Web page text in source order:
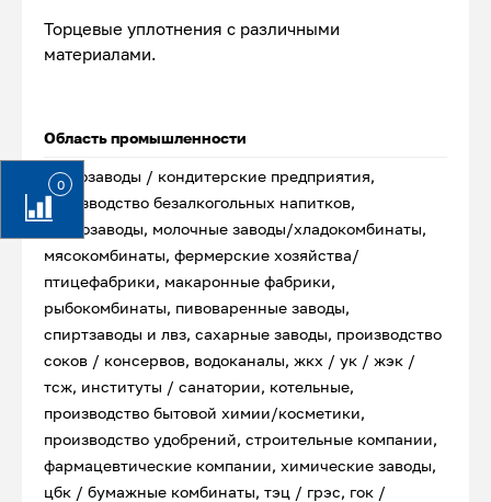
0
Торцевые уплотнения с различными
материалами.
Область промышленности
хлебозаводы / кондитерские предприятия,
производство безалкогольных напитков,
маслозаводы, молочные заводы/хладокомбинаты,
мясокомбинаты, фермерские хозяйства/
птицефабрики, макаронные фабрики,
рыбокомбинаты, пивоваренные заводы,
спиртзаводы и лвз, сахарные заводы, производство
соков / консервов, водоканалы, жкх / ук / жэк /
тсж, институты / санатории, котельные,
производство бытовой химии/косметики,
производство удобрений, строительные компании,
фармацевтические компании, химические заводы,
цбк / бумажные комбинаты, тэц / грэс, гок /